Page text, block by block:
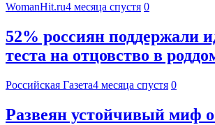
WomanHit.ru4 месяца спустя 0
52% россиян поддержали
теста на отцовство в
Российская Газета4 месяца спустя 0
Развеян устойчивый миф